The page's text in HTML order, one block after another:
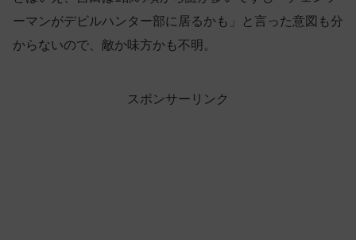
ーマンがデビルハンター部に居るかも」と言った意図も分
からないので、敵か味方かも不明。
スポンサーリンク